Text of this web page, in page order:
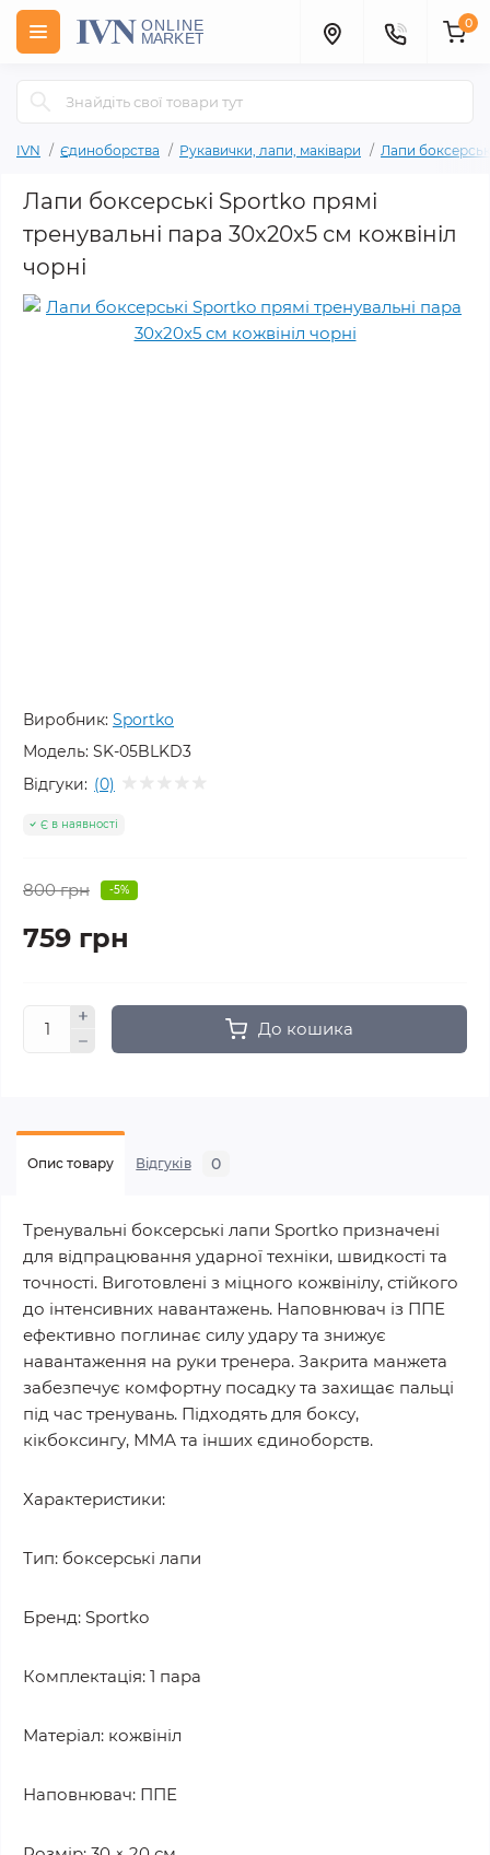
0
IVN Єдиноборства Рукавички, лапи, маківари Лапи
Лапи боксерські Sportko прямі
тренувальні пара 30x20x5 см кожвініл
чорні
Виробник: Sportko
Модель: SK-05BLKD3
Відгуки: (0)
Є в наявності
800 грн -5%
759 грн
До кошика
Опис товару Відгуків 0
Тренувальні боксерські лапи Sportko призначені
для відпрацювання ударної техніки, швидкості та
точності. Виготовлені з міцного кожвінілу, стійкого
до інтенсивних навантажень. Наповнювач із ППЕ
ефективно поглинає силу удару та знижує
навантаження на руки тренера. Закрита манжета
забезпечує комфортну посадку та захищає пальці
під час тренувань. Підходять для боксу,
кікбоксингу, ММА та інших єдиноборств.
Характеристики:
Тип: боксерські лапи
Бренд: Sportko
Комплектація: 1 пара
Матеріал: кожвініл
Наповнювач: ППЕ